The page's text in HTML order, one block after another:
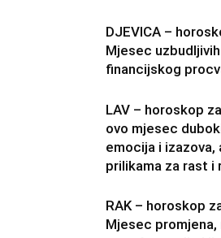
DJEVICA –
Mjesec
financijskog
LAV – horoskop
ovo mjesec
emocija i izazova,
prilikama za rast i
RAK – horoskop
Mjesec promjena,